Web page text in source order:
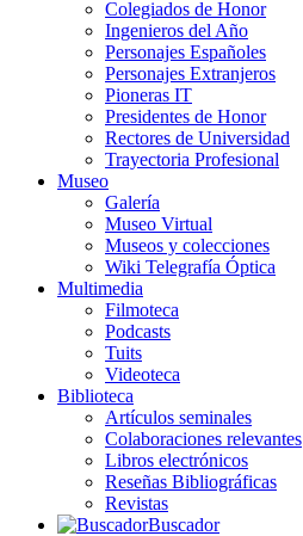
Colegiados de Honor
Ingenieros del Año
Personajes Españoles
Personajes Extranjeros
Pioneras IT
Presidentes de Honor
Rectores de Universidad
Trayectoria Profesional
Museo
Galería
Museo Virtual
Museos y colecciones
Wiki Telegrafía Óptica
Multimedia
Filmoteca
Podcasts
Tuits
Videoteca
Biblioteca
Artículos seminales
Colaboraciones relevantes
Libros electrónicos
Reseñas Bibliográficas
Revistas
Buscador